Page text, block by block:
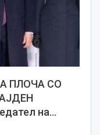
ПЛОЧА СО
на…